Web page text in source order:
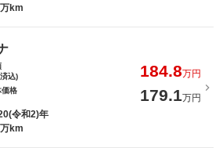
km
込)
184.8万円
価格
179.1万円
令和2)年
km